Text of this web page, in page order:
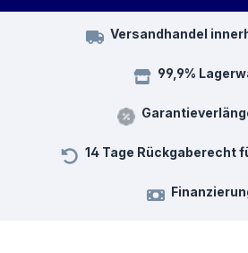
Versandhandel
99,9%
14 Tage Rückgaberecht